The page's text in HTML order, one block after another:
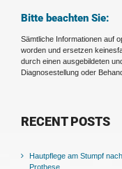
Bitte beachten Sie:
Sämtliche Informationen auf
worden und ersetzen
durch einen ausgebildeten
Diagnosestellung oder
RECENT POSTS
Hautpflege am Stumpf
Prothese